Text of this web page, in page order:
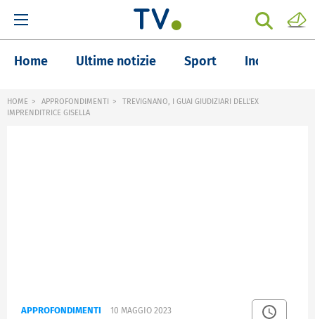
Home Ultime notizie Sport Inchieste
HOME APPROFONDIMENTI
TREVIGNANO, I GUAI GIUDIZIARI DELL'EX
IMPRENDITRICE GISELLA
APPROFONDIMENTI 10 MAGGIO 2023